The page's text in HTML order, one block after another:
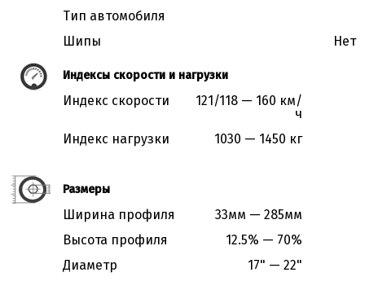
Тип автомобиля
Шипы
Нет
Индексы скорости и нагрузки
Индекс скорости
121/118 — 160 км/
ч
Индекс нагрузки
1030 — 1450 кг
Размеры
Ширина профиля
33мм — 285мм
Высота профиля
12.5% — 70%
Диаметр
17" — 22"